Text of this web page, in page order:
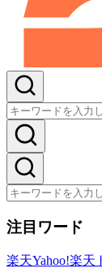
注目ワード
楽天Yahoo!楽天